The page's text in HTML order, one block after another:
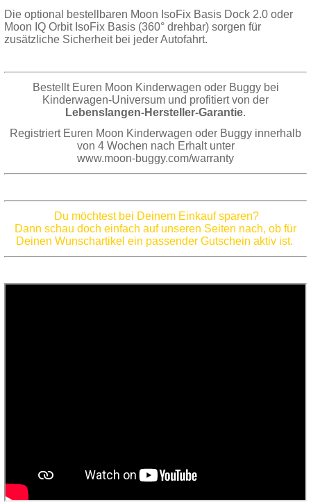
Die optional bestellbaren Moon IsoFix Basis Dock 2.0 oder
Moon IQ Orbit IsoFix Basis (360° drehbar) sorgen für
zusätzliche Sicherheit bei jeder Autofahrt.
Bestellt Euren Moon Kinderwagen oder Buggy bei
Kinderwagen-Universum und profitiert von der
Lebenslangen-Hersteller-Garantie.
Registriert Euren Moon Kinderwagen oder Buggy innerhalb
von 4 Wochen nach Erhalt unter
www.moon-buggy.com/warranty
Du möchtest bei Deinem Einkauf sparen?
Dann schau doch einfach auf unseren Seiten nach, ob für
Deinen Wunschartikel ein passender Gutschein aktiv ist.